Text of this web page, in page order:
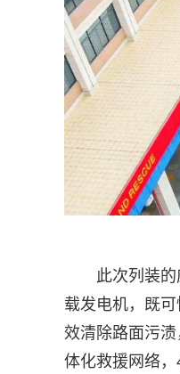
此次列装
载发电机，既
效清除路面污渍
体化救援网络，